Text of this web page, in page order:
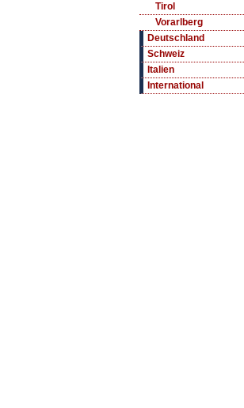
Tirol
Vorarlberg
Deutschland
Schweiz
Italien
International